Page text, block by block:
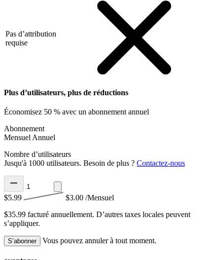
Pas d’attribution
requise
Plus d’utilisateurs, plus de réductions
Économisez 50 % avec un abonnement annuel
Abonnement
Mensuel Annuel
Nombre d’utilisateurs
Jusqu'à 1000 utilisateurs. Besoin de plus ? Contactez-nous
$5.99 $3.00 /Mensuel
$35.99 facturé annuellement. D’autres taxes locales peuvent
s’appliquer.
S’abonner Vous pouvez annuler à tout moment.